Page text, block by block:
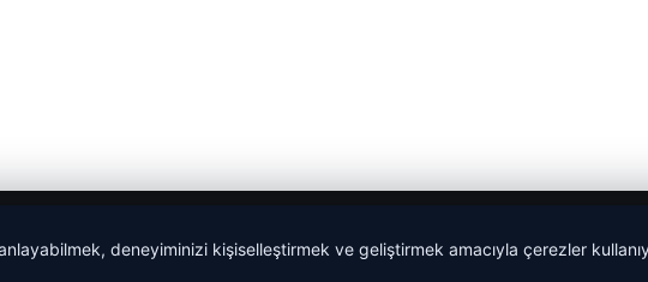
anlayabilmek, deneyiminizi kişiselleştirmek ve geliştirmek amacıyla çerezler